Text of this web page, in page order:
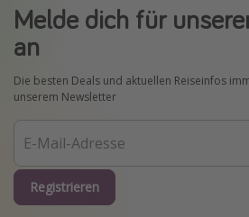
Melde dich für
an
Die besten Deals und aktuellen Reiseinfos
unserem Newsletter
Registrieren